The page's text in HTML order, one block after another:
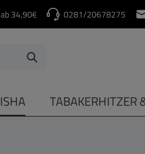
34,90€ 0281/20678275
TABAKERHITZER